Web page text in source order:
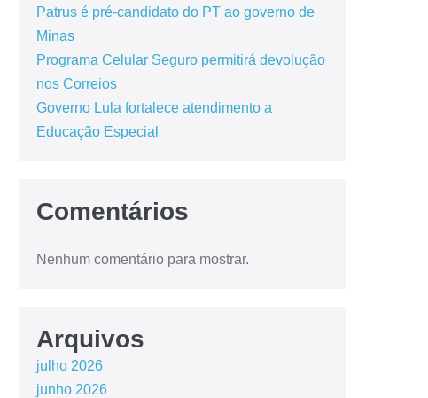
Patrus é pré-candidato do PT ao governo de
Minas
Programa Celular Seguro permitirá devolução
nos Correios
Governo Lula fortalece atendimento a
Educação Especial
Comentários
Nenhum comentário para mostrar.
Arquivos
julho 2026
junho 2026